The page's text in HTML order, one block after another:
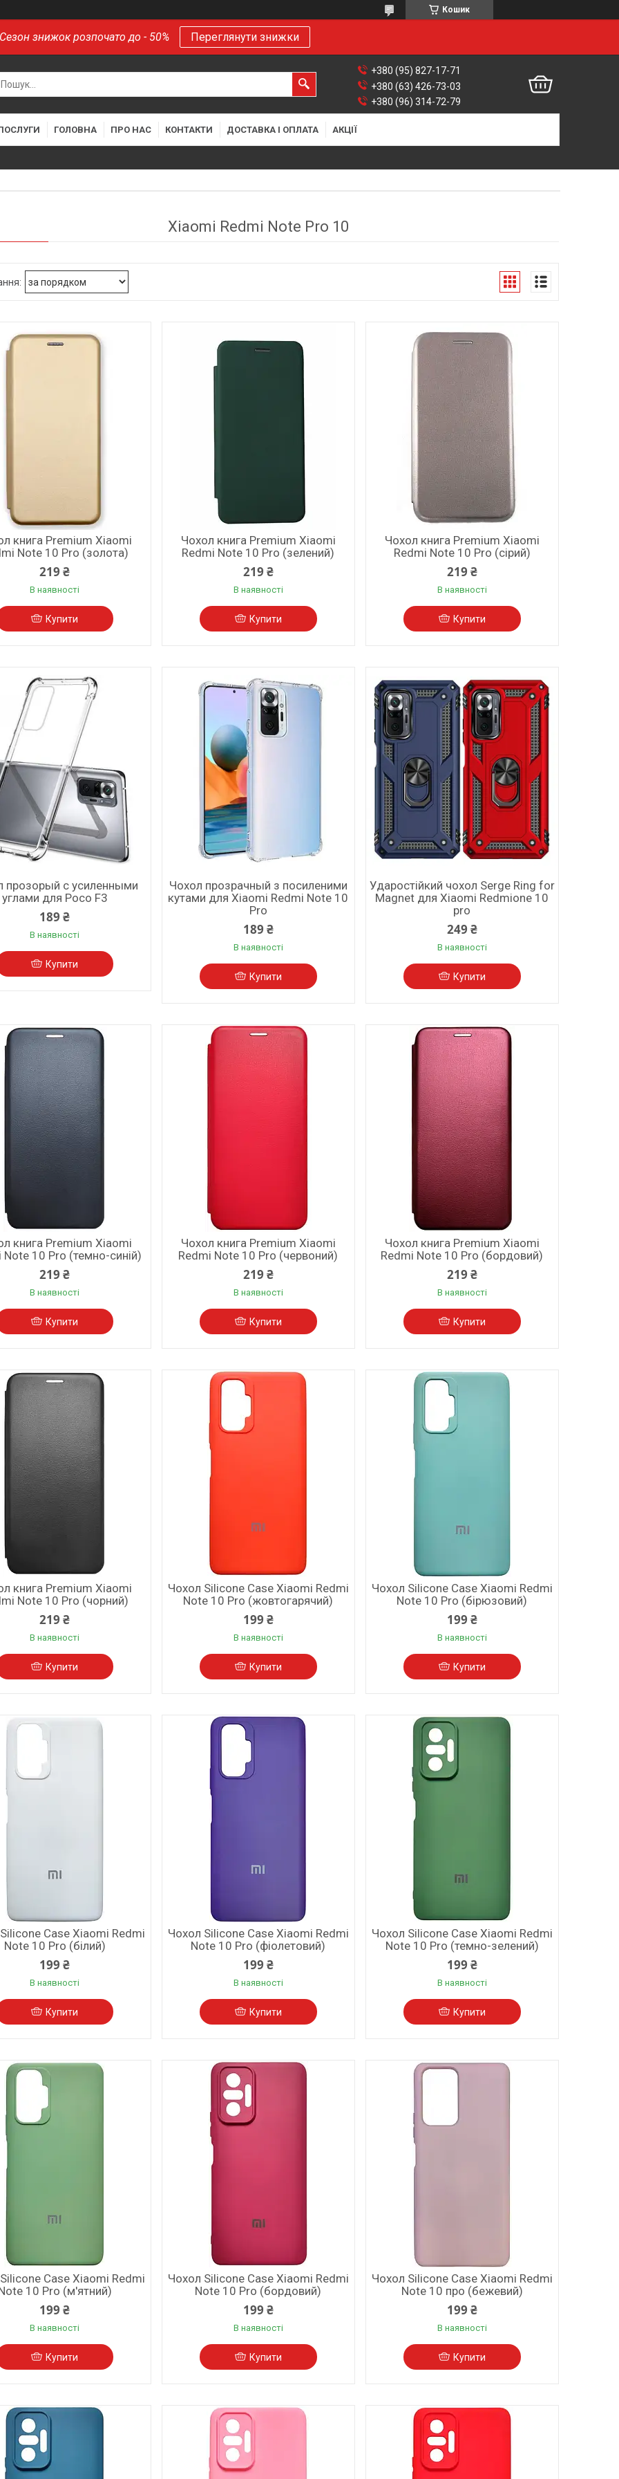
Кошик
Сезон знижок розпочато до - 50% Переглянути знижки
+380 (95) 827-17-71
+380 (63) 426-73-03
+380 (96) 314-72-79
ГОЛОВНА ПРО НАС КОНТАКТИ ДОСТАВКА І ОПЛАТА АКЦІЇ
Xiaomi Redmi Note Pro 10
книга Premium Xiaomi
Note 10 Pro (золота)
219 ₴
В наявності
Купити
Чохол книга Premium Xiaomi
Redmi Note 10 Pro (зелений)
219 ₴
В наявності
Купити
Чохол книга Premium Xiaomi
Redmi Note 10 Pro (сірий)
219 ₴
В наявності
Купити
прозорый с усиленными
углами для Poco F3
189 ₴
В наявності
Купити
Чохол прозрачный з посиленими
кутами для Xiaomi Redmi Note 10
Pro
189 ₴
В наявності
Купити
Ударостійкий чохол Serge Ring for
Magnet для Xiaomi Redmione 10
pro
249 ₴
В наявності
Купити
книга Premium Xiaomi
Note 10 Pro (темно-синій)
219 ₴
В наявності
Купити
Чохол книга Premium Xiaomi
Redmi Note 10 Pro (червоний)
219 ₴
В наявності
Купити
Чохол книга Premium Xiaomi
Redmi Note 10 Pro (бордовий)
219 ₴
В наявності
Купити
книга Premium Xiaomi
Note 10 Pro (чорний)
219 ₴
В наявності
Купити
Чохол Silicone Case Xiaomi Redmi
Note 10 Pro (жовтогарячий)
199 ₴
В наявності
Купити
Чохол Silicone Case Xiaomi Redmi
Note 10 Pro (бірюзовий)
199 ₴
В наявності
Купити
Case Xiaomi Redmi
Note 10 Pro (білий)
199 ₴
В наявності
Купити
Чохол Silicone Case Xiaomi Redmi
Note 10 Pro (фіолетовий)
199 ₴
В наявності
Купити
Чохол Silicone Case Xiaomi Redmi
Note 10 Pro (темно-зелений)
199 ₴
В наявності
Купити
Case Xiaomi Redmi
10 Pro (м'ятний)
199 ₴
В наявності
Купити
Чохол Silicone Case Xiaomi Redmi
Note 10 Pro (бордовий)
199 ₴
В наявності
Купити
Чохол Silicone Case Xiaomi Redmi
Note 10 про (бежевий)
199 ₴
В наявності
Купити